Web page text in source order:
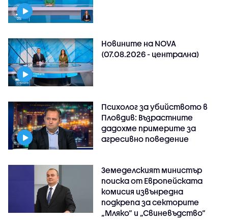
Новините на NOVA
(07.08.2026 - централна)
Психолог за убийството в
Пловдив: Възрастните
дадохме примерите за
агресивно поведение
Земеделският министър
поиска от Европейската
комисия извънредна
подкрепа за секторите
„Мляко“ и „Свиневъдство“